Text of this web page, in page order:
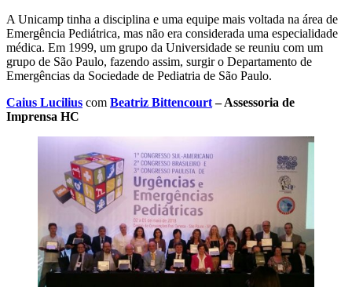
A Unicamp tinha a disciplina e uma equipe mais voltada na área de
Emergência Pediátrica, mas não era considerada uma especialidade
médica. Em 1999, um grupo da Universidade se reuniu com um
grupo de São Paulo, fazendo assim, surgir o Departamento de
Emergências da Sociedade de Pediatria de São Paulo.
Caius Lucilius com Beatriz Bittencourt – Assessoria de
Imprensa HC